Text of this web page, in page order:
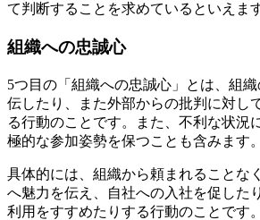
て判断することを求めているといえます
組織への忠誠心
5つ目の「組織への忠誠心」とは、組
伝したり、また外部からの批判に対し
る行動のことです。また、不利な状況
極的な参加姿勢を保つことも含みます。
具体的には、組織から頼まれることな
へ魅力を伝え、自社への入社を促した
利用をすすめたりする行動のことです。